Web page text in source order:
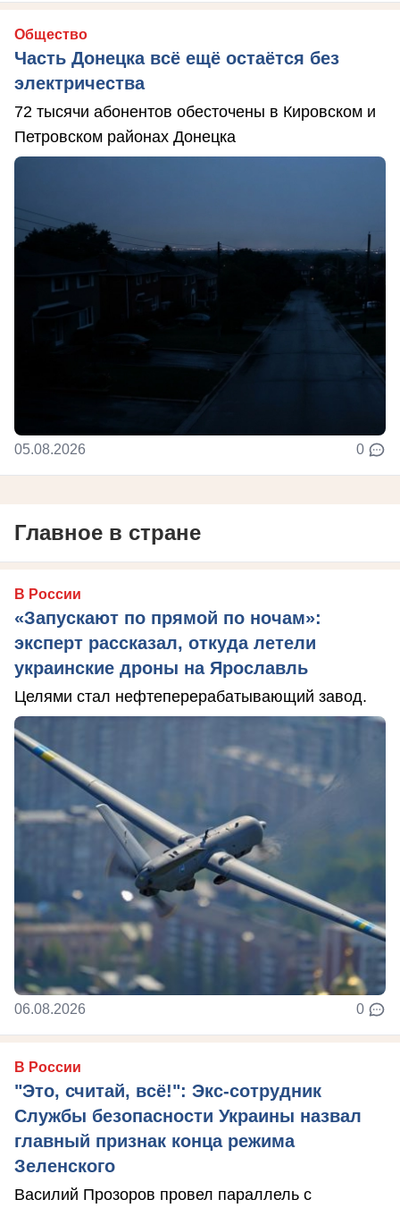
Общество
Часть Донецка всё ещё остаётся без
электричества
72 тысячи абонентов обесточены в Кировском и
Петровском районах Донецка
05.08.2026 0
Главное в стране
В России
«Запускают по прямой по ночам»:
эксперт рассказал, откуда летели
украинские дроны на Ярославль
Целями стал нефтеперерабатывающий завод.
06.08.2026 0
В России
"Это, считай, всё!": Экс-сотрудник
Службы безопасности Украины назвал
главный признак конца режима
Зеленского
Василий Прозоров провел параллель с